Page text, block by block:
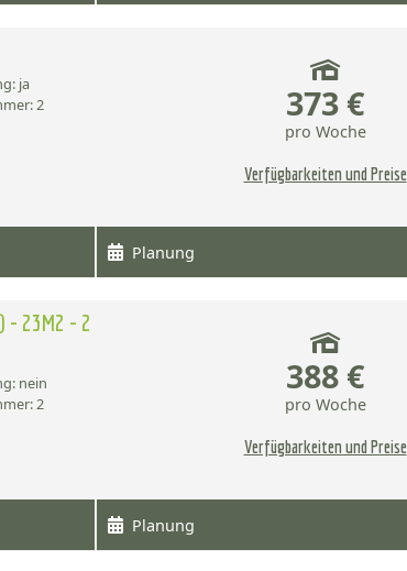
ja
2
373 €
pro Woche
Verfügbarkeiten und Preise
Planung
- 23M2 - 2
nein
2
388 €
pro Woche
Verfügbarkeiten und Preise
Planung